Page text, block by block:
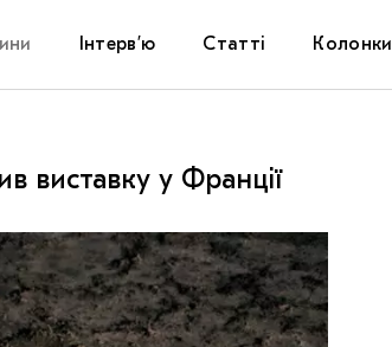
Інтерв’ю Статті Колонки
виставку у Франції